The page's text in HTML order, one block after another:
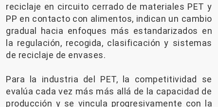
reciclaje en circuito cerrado de materiales PET y
PP en contacto con alimentos, indican un cambio
gradual hacia enfoques más estandarizados en
la regulación, recogida, clasificación y sistemas
de reciclaje de envases.
Para la industria del PET, la competitividad se
evalúa cada vez más más allá de la capacidad de
producción y se vincula progresivamente con la